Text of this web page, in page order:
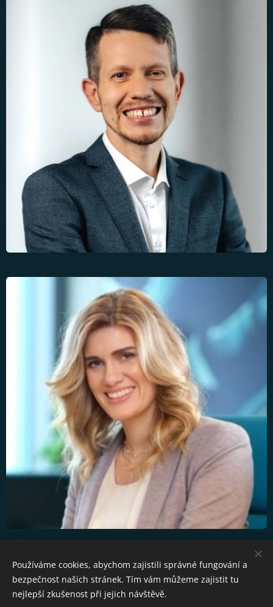
16.30 Ukončení semináře
Používáme cookies, abychom zajistili správné fungování a
bezpečnost našich stránek. Tím vám můžeme zajistit tu
nejlepší zkušenost při jejich návštěvě.